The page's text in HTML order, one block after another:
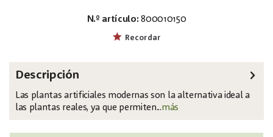
N.º artículo: 800010150
Recordar
Descripción
Las plantas artificiales modernas son la alternativa ideal a
las plantas reales, ya que permiten...más